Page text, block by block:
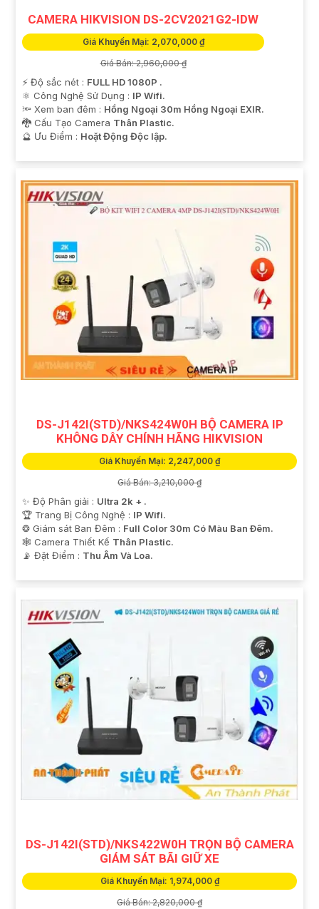
CAMERA HIKVISION DS-2CV2021G2-IDW
Giá Khuyến Mại: 2,070,000 ₫
Giá Bán: 2,960,000 ₫
️⚡ Độ sắc nét : FULL HD 1080P .
⚛️ Công Nghệ Sử Dụng : IP Wifi.
🔦 Xem ban đêm : Hồng Ngoại 30m Hồng Ngoại EXIR.
🐉️ Cấu Tạo Camera Thân Plastic.
️🔮 Ưu Điểm : Hoặt Động Độc lập.
DS-J142I(STD)/NKS424W0H BỘ CAMERA IP
KHÔNG DÂY CHÍNH HÃNG HIKVISION
Giá Khuyến Mại: 2,247,000 ₫
Giá Bán: 3,210,000 ₫
✨ Độ Phân giải : Ultra 2k + .
🏆 Trang Bị Công Nghệ : IP Wifi.
❂ Giám sát Ban Đêm : Full Color 30m Có Màu Ban Ðêm.
🕸️ Camera Thiết Kế Thân Plastic.
️📡 Đặt Điểm : Thu Âm Và Loa.
DS-J142I(STD)/NKS422W0H TRỌN BỘ CAMERA
GIÁM SÁT BÃI GIỮ XE
Giá Khuyến Mại: 1,974,000 ₫
Giá Bán: 2,820,000 ₫